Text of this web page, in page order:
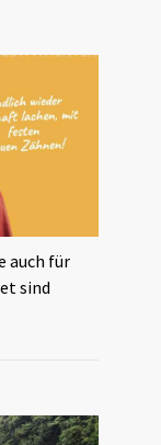
auch für
sind